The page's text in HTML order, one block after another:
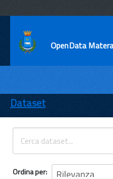
OpenData
ENTI
TEMI
INFORMAZIONI
Dataset
Ordina per